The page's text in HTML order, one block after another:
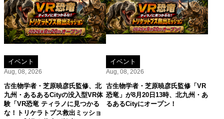
イベント
Aug, 08, 2026
古生物学者・芝原暁彦氏監修、北
九州・あるあるCityの没入型VR体
験「VR恐竜 ティラノに見つかる
な！トリケラトプス救出ミッショ
イベント
Aug, 08, 2026
古生物学者・芝原暁彦氏監修「VR
恐竜」が8月20日13時、北九州・あ
るあるCityにオープン！